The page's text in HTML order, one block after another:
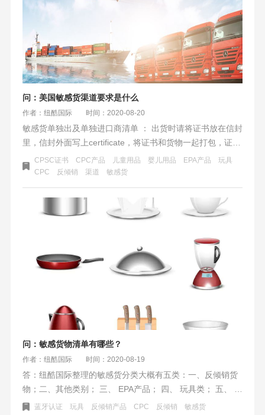
问：美国敏感货渠道要求是什么
作者：纽酷国际 时间：2020-08-20
敏感货单独出及单独进口商清单 ： 出货时请将证书放在信封
里，信封外面写上certificate，将证书和货物一起打包，证书
放最上面，以防海关查验。
CPSC证书 CPC产品 儿童用品 婴儿用品 EPA产品
玩具
CPC
反倾销 渠道 敏感货
问：敏感货物清单有哪些？
作者：纽酷国际 时间：2020-08-19
答：纽酷国际整理的敏感货分类大概有五类：一、反倾销货
物；二、其他类别； 三、 EPA产品； 四、 玩具类； 五、 蓝
牙类；敏感货根据敏感程度在一定条件下可以也是可以出口
蓝牙认证 玩具 反倾销产品 CPC 反倾销 敏感货